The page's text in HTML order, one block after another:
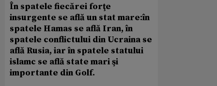
În spatele fiecărei forţe
insurgente se află un stat mare:în
spatele Hamas se află Iran, în
spatele conflictului din Ucraina se
află Rusia, iar în spatele statului
islamc se află state mari şi
importante din Golf.